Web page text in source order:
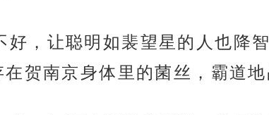
好，让聪明如裴望星的人也降
贺南京身体里的菌丝，霸道